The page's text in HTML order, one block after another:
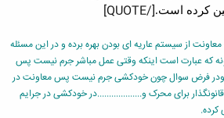
كرده است.[/QUOTE]
از سیستم عاریه ای بودن بهره برده و در این مسئله
که عبارت است اینکه وقتی عمل مباشر جرم نیست پس
ودر فرض سوال چون خودکشی جرم نیست پس معاونت در
برای محرک و...................در خودکشی در جرایم
کرده.